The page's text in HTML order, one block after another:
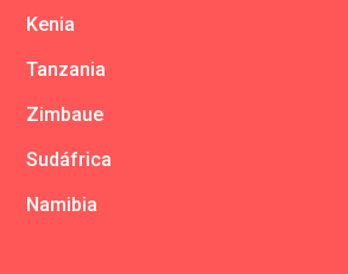
Kenia
Tanzania
Zimbaue
Sudáfrica
Namibia